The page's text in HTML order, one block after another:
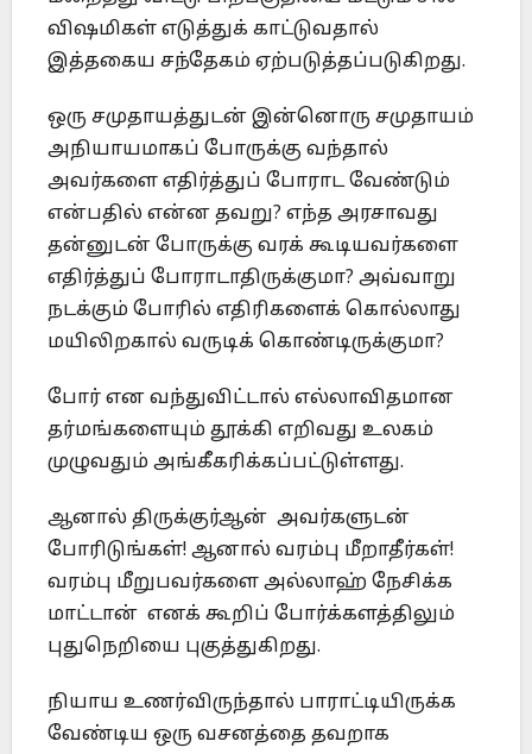
விஷமிகள் எடுத்துக் காட்டுவதால்
இத்தகைய சந்தேகம் ஏற்படுத்தப்படுகிறது.
ஒரு சமுதாயத்துடன் இன்னொரு சமுதாயம்
அநியாயமாகப் போருக்கு வந்தால்
அவர்களை எதிர்த்துப் போராட வேண்டும்
என்பதில் என்ன தவறு? எந்த அரசாவது
தன்னுடன் போருக்கு வரக் கூடியவர்களை
எதிர்த்துப் போராடாதிருக்குமா? அவ்வாறு
நடக்கும் போரில் எதிரிகளைக் கொல்லாது
மயிலிறகால் வருடிக் கொண்டிருக்குமா?
போர் என வந்துவிட்டால் எல்லாவிதமான
தர்மங்களையும் தூக்கி எறிவது உலகம்
முழுவதும் அங்கீகரிக்கப்பட்டுள்ளது.
ஆனால் திருக்குர்ஆன் அவர்களுடன்
போரிடுங்கள்! ஆனால் வரம்பு மீறாதீர்கள்!
வரம்பு மீறுபவர்களை அல்லாஹ் நேசிக்க
மாட்டான் எனக் கூறிப் போர்க்களத்திலும்
புதுநெறியை புகுத்துகிறது.
நியாய உணர்விருந்தால் பாராட்டியிருக்க
வேண்டிய ஒரு வசனத்தை தவறாக